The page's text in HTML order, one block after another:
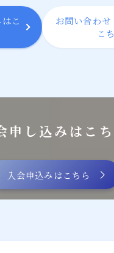
こ
お問い合わ
こ
申し込みはこち
入会申込みはこちら